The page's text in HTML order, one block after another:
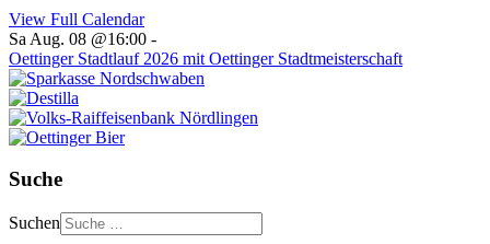
View Full Calendar
Sa Aug. 08 @16:00 -
Oettinger Stadtlauf 2026 mit Oettinger Stadtmeisterschaft
Suche
Suchen